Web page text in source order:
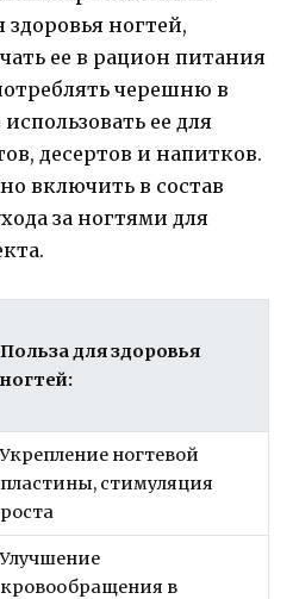
ногтей,
ее в рацион питания
черешню в
ее для
десертов и напитков.
включить в состав
за ногтями для
Польза для здоровья
ногтей:
Укрепление ногтевой
пластины, стимуляция
роста
Улучшение
кровообращения в